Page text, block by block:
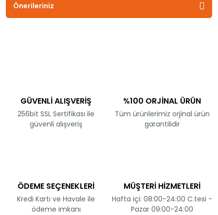
Önerileriniz
GÜVENLİ ALIŞVERİŞ
256bit SSL Sertifikası ile
güvenli alışveriş
%100 ORJİNAL ÜRÜN
Tüm ürünlerimiz orjinal ürün
garantilidir
ÖDEME SEÇENEKLERİ
Kredi Kartı ve Havale ile
ödeme imkanı
MÜŞTERİ HİZMETLERİ
Hafta içi: 08:00-24:00 C.tesi -
Pazar 09:00-24:00